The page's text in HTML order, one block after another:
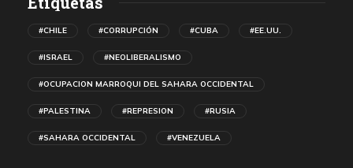
#CHILE #CORRUPCIÓN #CUBA #EE.UU.
#ISRAEL #NEOLIBERALISMO
#OCUPACION MARROQUI DEL SAHARA OCCIDENTAL
#PALESTINA #REPRESION #RUSIA
#SAHARA OCCIDENTAL #VENEZUELA